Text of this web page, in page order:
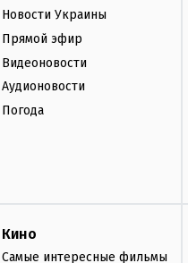
Новости Украины
Прямой эфир
Видеоновости
Аудионовости
Погода
Кино
Самые интересные фильмы